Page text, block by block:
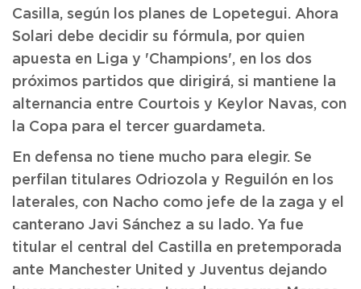
Casilla, según los planes de Lopetegui. Ahora
Solari debe decidir su fórmula, por quien
apuesta en Liga y 'Champions', en los dos
próximos partidos que dirigirá, si mantiene la
alternancia entre Courtois y Keylor Navas, con
la Copa para el tercer guardameta.
En defensa no tiene mucho para elegir. Se
perfilan titulares Odriozola y Reguilón en los
laterales, con Nacho como jefe de la zaga y el
canterano Javi Sánchez a su lado. Ya fue
titular el central del Castilla en pretemporada
ante Manchester United y Juventus dejando